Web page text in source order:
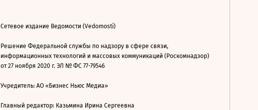
Сетевое издание Ведомости (Vedomosti)
Решение Федеральной службы по надзору в сфере связи,
информационных технологий и массовых коммуникаций (Роскомнадзор)
от 27 ноября 2020 г. ЭЛ № ФС 77-79546
Учредитель: АО «Бизнес Ньюс Медиа»
Главный редактор: Казьмина Ирина Сергеевна